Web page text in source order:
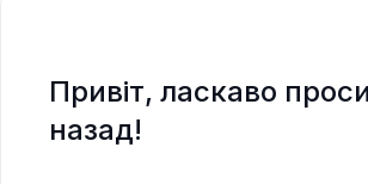
Привіт, ласкаво
назад!